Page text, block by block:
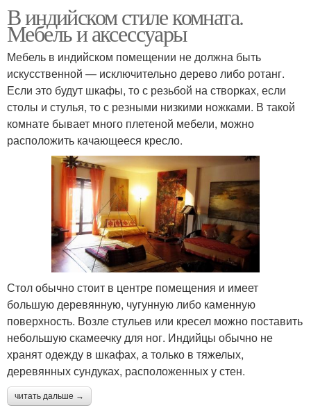
В индийском стиле комната.
Мебель и аксессуары
Мебель в индийском помещении не должна быть
искусственной — исключительно дерево либо ротанг.
Если это будут шкафы, то с резьбой на створках, если
столы и стулья, то с резными низкими ножками. В такой
комнате бывает много плетеной мебели, можно
расположить качающееся кресло.
Стол обычно стоит в центре помещения и имеет
большую деревянную, чугунную либо каменную
поверхность. Возле стульев или кресел можно поставить
небольшую скамеечку для ног. Индийцы обычно не
хранят одежду в шкафах, а только в тяжелых,
деревянных сундуках, расположенных у стен.
читать дальше →